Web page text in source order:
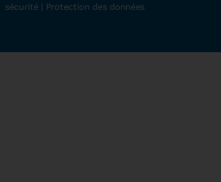
sécurité | Protection des données